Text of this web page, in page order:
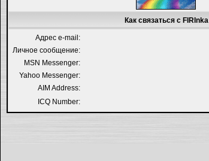
Как связаться с FIRInka
Адрес e-mail:
Личное сообщение:
MSN Messenger:
Yahoo Messenger:
AIM Address:
ICQ Number: